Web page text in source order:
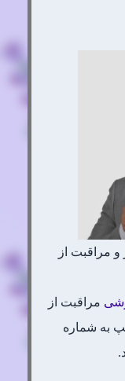
مراقبت از
مراقبت از
به شماره